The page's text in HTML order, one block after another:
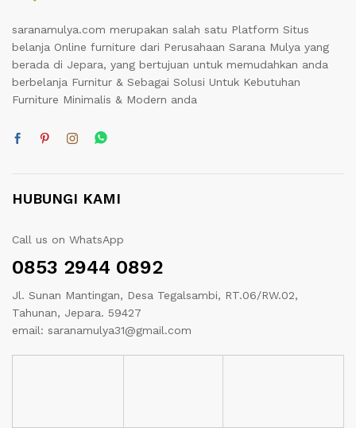
saranamulya.com merupakan salah satu Platform Situs
belanja Online furniture dari Perusahaan Sarana Mulya yang
berada di Jepara, yang bertujuan untuk memudahkan anda
berbelanja Furnitur & Sebagai Solusi Untuk Kebutuhan
Furniture Minimalis & Modern anda
HUBUNGI KAMI
Call us on WhatsApp
0853 2944 0892
Jl. Sunan Mantingan, Desa Tegalsambi, RT.06/RW.02,
Tahunan, Jepara. 59427
email: saranamulya31@gmail.com